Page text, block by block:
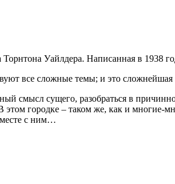
Уайлдера. Написанная в 1938
все сложные темы; и это
смысл сущего, разобраться в
городке – таком же, как и многие-
с ним…